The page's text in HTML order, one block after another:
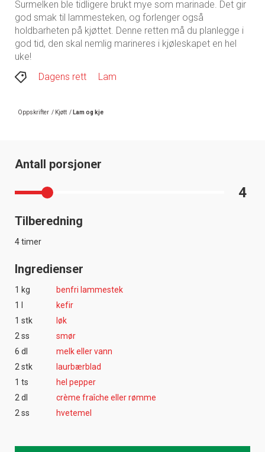
Surmelken ble tidligere brukt mye som marinade. Det gir
god smak til lammesteken, og forlenger også
holdbarheten på kjøttet. Denne retten må du planlegge i
god tid, den skal nemlig marineres i kjøleskapet en hel
uke!
Dagens rett
Lam
Oppskrifter / Kjøtt / Lam og kje
Antall porsjoner
4
Tilberedning
4 timer
Ingredienser
1 kg
benfri lammestek
1 l
kefir
1 stk
løk
2 ss
smør
6 dl
melk eller vann
2 stk
laurbærblad
1 ts
hel pepper
2 dl
crème fraîche eller rømme
2 ss
hvetemel